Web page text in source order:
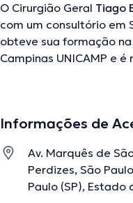
O Cirurgião Geral Tiago
com um consultório em
obteve sua formação
Campinas UNICAMP e
médicas. Tiago Bezerra
contínua na sua
diferentes publicações.
Inglês Português
Informações de
Av. Marquês de
Perdizes, São
Paulo (SP), Estado